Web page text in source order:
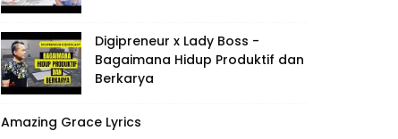
Digipreneur x Lady Boss -
Bagaimana Hidup Produktif dan
Berkarya
Amazing Grace Lyrics